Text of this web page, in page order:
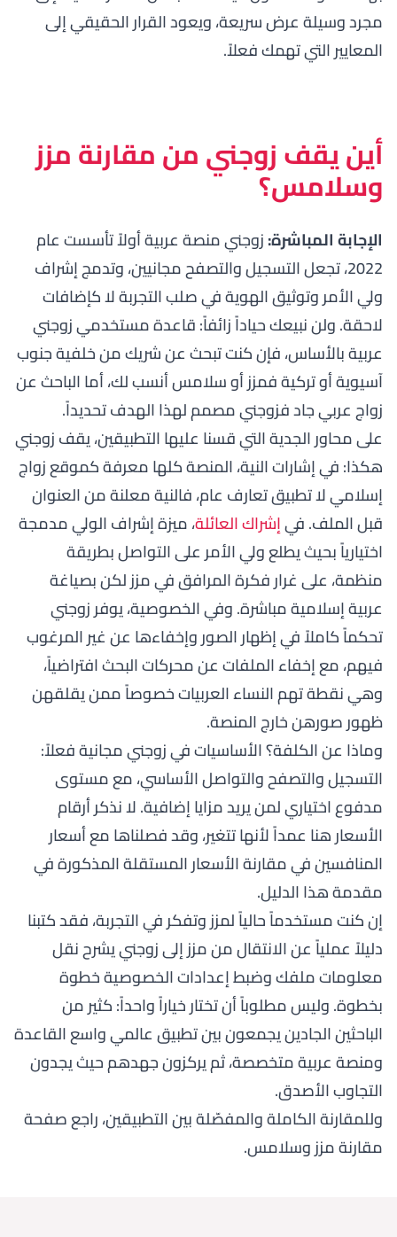
مجرد وسيلة عرض سريعة، ويعود القرار الحقيقي إلى
المعايير التي تهمك فعلاً.
أين يقف زوجني من مقارنة مزز
وسلامس؟
الإجابة المباشرة:زوجني منصة عربية أولاً تأسست عام
2022، تجعل التسجيل والتصفح مجانيين، وتدمج إشراف
ولي الأمر وتوثيق الهوية في صلب التجربة لا كإضافات
لاحقة. ولن نبيعك حياداً زائفاً: قاعدة مستخدمي زوجني
عربية بالأساس، فإن كنت تبحث عن شريك من خلفية جنوب
آسيوية أو تركية فمزز أو سلامس أنسب لك، أما الباحث عن
زواج عربي جاد فزوجني مصمم لهذا الهدف تحديداً.
على محاور الجدية التي قسنا عليها التطبيقين، يقف زوجني
هكذا: في إشارات النية، المنصة كلها معرفة كموقع زواج
إسلامي لا تطبيق تعارف عام، فالنية معلنة من العنوان
قبل الملف. فيإشراك العائلة، ميزة إشراف الولي مدمجة
اختيارياً بحيث يطلع ولي الأمر على التواصل بطريقة
منظمة، على غرار فكرة المرافق في مزز لكن بصياغة
عربية إسلامية مباشرة. وفي الخصوصية، يوفر زوجني
تحكماً كاملاً في إظهار الصور وإخفاءها عن غير المرغوب
فيهم، مع إخفاء الملفات عن محركات البحث افتراضياً،
وهي نقطة تهم النساء العربيات خصوصاً ممن يقلقهن
ظهور صورهن خارج المنصة.
وماذا عن الكلفة؟ الأساسيات في زوجني مجانية فعلاً:
التسجيل والتصفح والتواصل الأساسي، مع مستوى
مدفوع اختياري لمن يريد مزايا إضافية. لا نذكر أرقام
الأسعار هنا عمداً لأنها تتغير، وقد فصلناها مع أسعار
المنافسين في مقارنة الأسعار المستقلة المذكورة في
مقدمة هذا الدليل.
إن كنت مستخدماً حالياً لمزز وتفكر في التجربة، فقد كتبنا
دليلاً عملياً عنالانتقال من مزز إلى زوجنييشرح نقل
معلومات ملفك وضبط إعدادات الخصوصية خطوة
بخطوة. وليس مطلوباً أن تختار خياراً واحداً: كثير من
الباحثين الجادين يجمعون بين تطبيق عالمي واسع القاعدة
ومنصة عربية متخصصة، ثم يركزون جهدهم حيث يجدون
التجاوب الأصدق.
وللمقارنة الكاملة والمفصّلة بين التطبيقين، راجعصفحة
مقارنة مزز وسلامس.